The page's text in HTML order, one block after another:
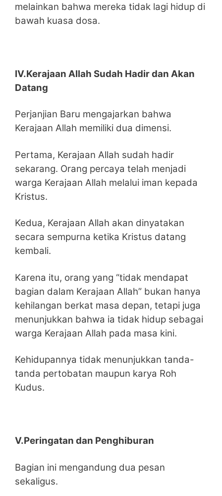
melainkan bahwa mereka tidak lagi hidup di
bawah kuasa dosa.
IV.Kerajaan Allah Sudah Hadir dan Akan
Datang
Perjanjian Baru mengajarkan bahwa
Kerajaan Allah memiliki dua dimensi.
Pertama, Kerajaan Allah sudah hadir
sekarang. Orang percaya telah menjadi
warga Kerajaan Allah melalui iman kepada
Kristus.
Kedua, Kerajaan Allah akan dinyatakan
secara sempurna ketika Kristus datang
kembali.
Karena itu, orang yang “tidak mendapat
bagian dalam Kerajaan Allah” bukan hanya
kehilangan berkat masa depan, tetapi juga
menunjukkan bahwa ia tidak hidup sebagai
warga Kerajaan Allah pada masa kini.
Kehidupannya tidak menunjukkan tanda-
tanda pertobatan maupun karya Roh
Kudus.
V.Peringatan dan Penghiburan
Bagian ini mengandung dua pesan
sekaligus.